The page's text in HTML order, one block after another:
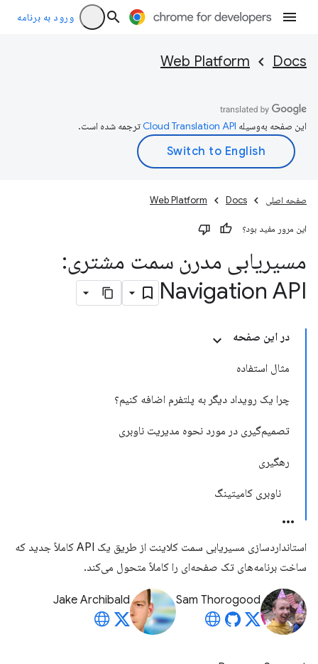
ورود به برنامه
Docs
Web Platform
این صفحه به‌وسیله ترجمه شده است.
صفحه اصلی Docs
Web Platform
این مرور مفید بود؟
مسیریابی مدرن سمت مشتری:
Navigation API
در این صفحه
مثال استفاده
چرا یک رویداد دیگر به پلتفرم اضافه کنیم؟
تصمیم‌گیری در مورد نحوه مدیریت ناوبری
رهگیری
ناوبری کامیتینگ
استانداردسازی مسیریابی سمت کلاینت از طریق یک API کاملاً جدید که
ساخت برنامه‌های تک صفحه‌ای را کاملاً متحول می‌کند.
Sam Thorogood
Jake Archibald